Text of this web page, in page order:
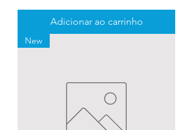
Adicionar ao carrinho
New